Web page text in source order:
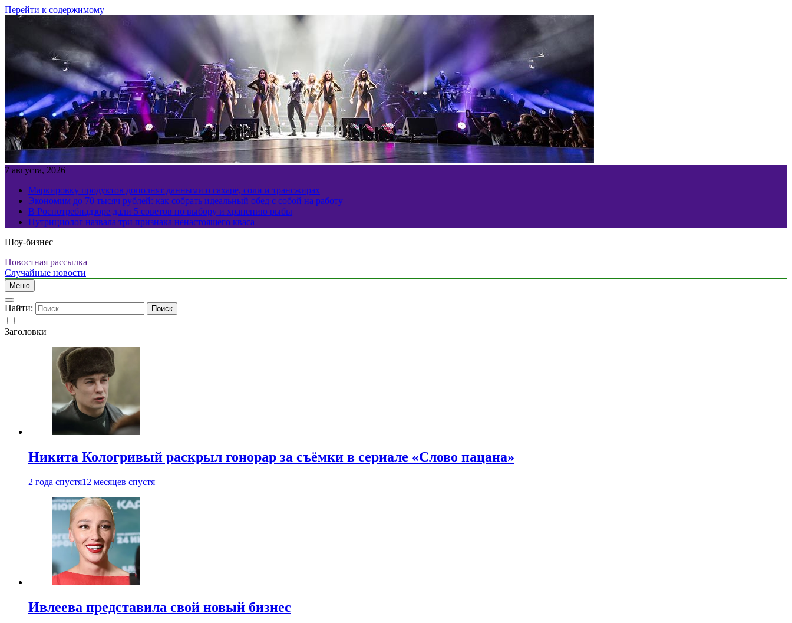
Перейти к содержимому
7 августа, 2026
Маркировку продуктов дополнят данными о сахаре, соли и трансжирах
Экономим до 70 тысяч рублей: как собрать идеальный обед с собой на работу
В Роспотребнадзоре дали 5 советов по выбору и хранению рыбы
Нутрициолог назвала три признака ненастоящего кваса
Шоу-бизнес
Новостная рассылка
Случайные новости
Меню
Найти:
Заголовки
Никита Кологривый раскрыл гонорар за съёмки в сериале «Слово пацана»
2 года спустя12 месяцев спустя
Ивлеева представила свой новый бизнес